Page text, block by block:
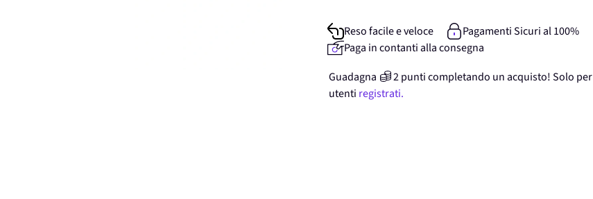
Reso facile e veloce
Pagamenti Sicuri al 100%
Paga in contanti alla consegna
Guadagna
2punticompletando un acquisto! Solo per
utenti registrati.